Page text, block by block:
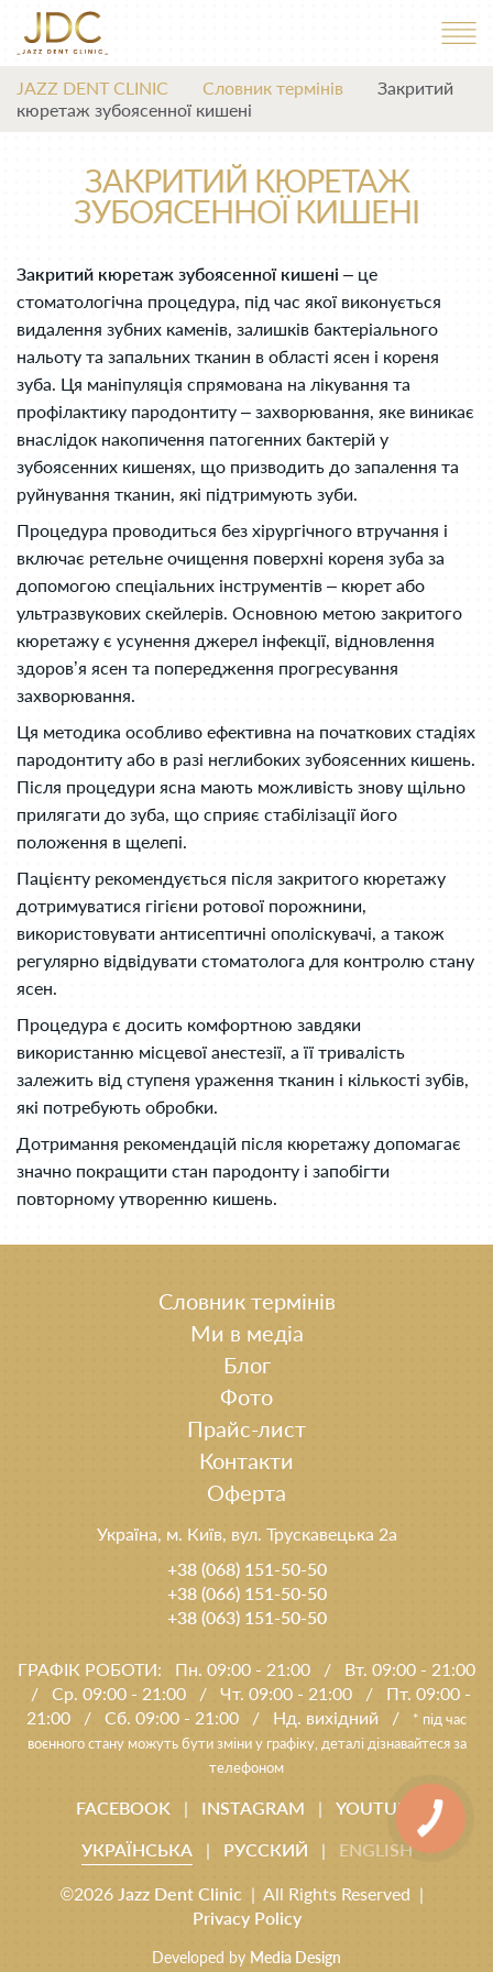
JAZZ DENT CLINIC Словник термінів
Закритий
кюретаж зубоясенної кишені
ЗАКРИТИЙ КЮРЕТАЖ
ЗУБОЯСЕННОЇ КИШЕНІ
Закритий кюретаж зубоясенної кишені – це
стоматологічна процедура, під час якої виконується
видалення зубних каменів, залишків бактеріального
нальоту та запальних тканин в області ясен і кореня
зуба. Ця маніпуляція спрямована на лікування та
профілактику пародонтиту – захворювання, яке виникає
внаслідок накопичення патогенних бактерій у
зубоясенних кишенях, що призводить до запалення та
руйнування тканин, які підтримують зуби.
Процедура проводиться без хірургічного втручання і
включає ретельне очищення поверхні кореня зуба за
допомогою спеціальних інструментів – кюрет або
ультразвукових скейлерів. Основною метою закритого
кюретажу є усунення джерел інфекції, відновлення
здоров’я ясен та попередження прогресування
захворювання.
Ця методика особливо ефективна на початкових стадіях
пародонтиту або в разі неглибоких зубоясенних кишень.
Після процедури ясна мають можливість знову щільно
прилягати до зуба, що сприяє стабілізації його
положення в щелепі.
Пацієнту рекомендується після закритого кюретажу
дотримуватися гігієни ротової порожнини,
використовувати антисептичні ополіскувачі, а також
регулярно відвідувати стоматолога для контролю стану
ясен.
Процедура є досить комфортною завдяки
використанню місцевої анестезії, а її тривалість
залежить від ступеня ураження тканин і кількості зубів,
які потребують обробки.
Дотримання рекомендацій після кюретажу допомагає
значно покращити стан пародонту і запобігти
повторному утворенню кишень.
Словник термінів
Ми в медіа
Блог
Фото
Прайс-лист
Контакти
Оферта
Україна, м. Київ, вул. Трускавецька 2а
+38 (068) 151-50-50
+38 (066) 151-50-50
+38 (063) 151-50-50
ГРАФІК РОБОТИ: Пн. 09:00 - 21:00 /
Вт. 09:00 - 21:00
/
Ср. 09:00 - 21:00 / Чт. 09:00 - 21:00 /
Пт. 09:00 -
21:00
/ Сб. 09:00 - 21:00 / Нд. вихідний /
* під час
воєнного стану можуть бути зміни у графіку, деталі дізнавайтеся за
телефоном
FACEBOOK | INSTAGRAM | YOUTUBE
©2026 Jazz Dent Clinic | All Rights Reserved |
Privacy Policy
Developed by Media Design
УКРАЇНСЬКА| РУССКИЙ | ENGLISH